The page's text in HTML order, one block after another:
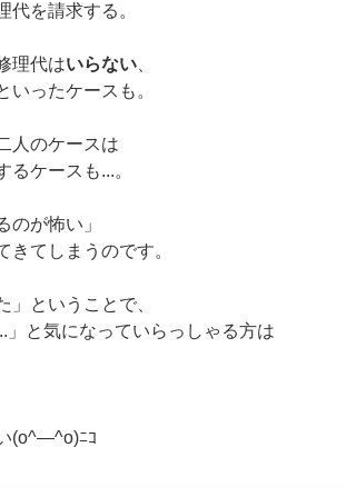
代を請求する。
理代はいらない
ったケースも。
人のケースは
ケースも...。
が怖い」
きてしまうのです。
ということで、
」と気になっていらっしゃる方は
(o^―^o)ﾆｺ